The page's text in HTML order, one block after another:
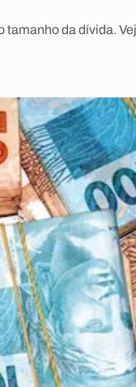
da dívida.